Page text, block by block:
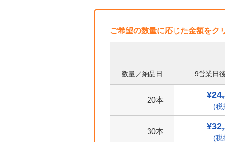
ご希望の数量に応じた金額をク
数量／納品日 9営業日
20本
(税
30本
(税